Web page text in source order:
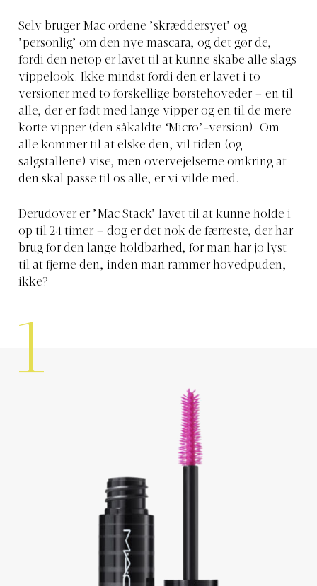
Selv bruger Mac ordene ’skræddersyet’ og
’personlig’ om den nye mascara, og det gør de,
fordi den netop er lavet til at kunne skabe alle slags
vippelook. Ikke mindst fordi den er lavet i to
versioner med to forskellige børstehoveder – en til
alle, der er født med lange vipper og en til de mere
korte vipper (den såkaldte ‘Micro’-version). Om
alle kommer til at elske den, vil tiden (og
salgstallene) vise, men overvejelserne omkring at
den skal passe til os alle, er vi vilde med.
Derudover er ’Mac Stack’ lavet til at kunne holde i
op til 24 timer – dog er det nok de færreste, der har
brug for den lange holdbarhed, for man har jo lyst
til at fjerne den, inden man rammer hovedpuden,
ikke?
1